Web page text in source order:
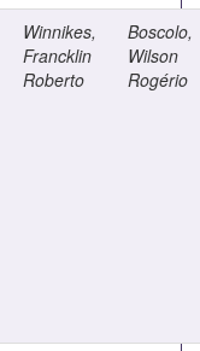
Winnikes,
Francklin
Roberto
Boscolo,
Wilson
Rogério